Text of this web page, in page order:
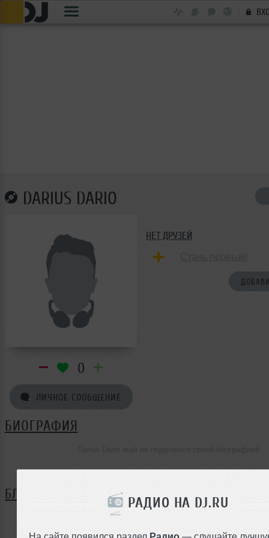
РАДИО НА DJ.RU
На сайте появился раздел Радио — слушайте
DARIUS DARIO
0
ЛИЧНОЕ СООБЩЕНИЕ
НЕТ ДРУЗЕЙ
БИОГРАФИЯ
БЛОГ